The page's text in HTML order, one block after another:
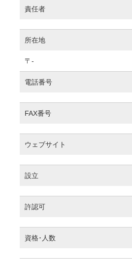
責任者
所在地
〒-
電話番号
FAX番号
ウェブサイト
設立
許認可
資格･人数